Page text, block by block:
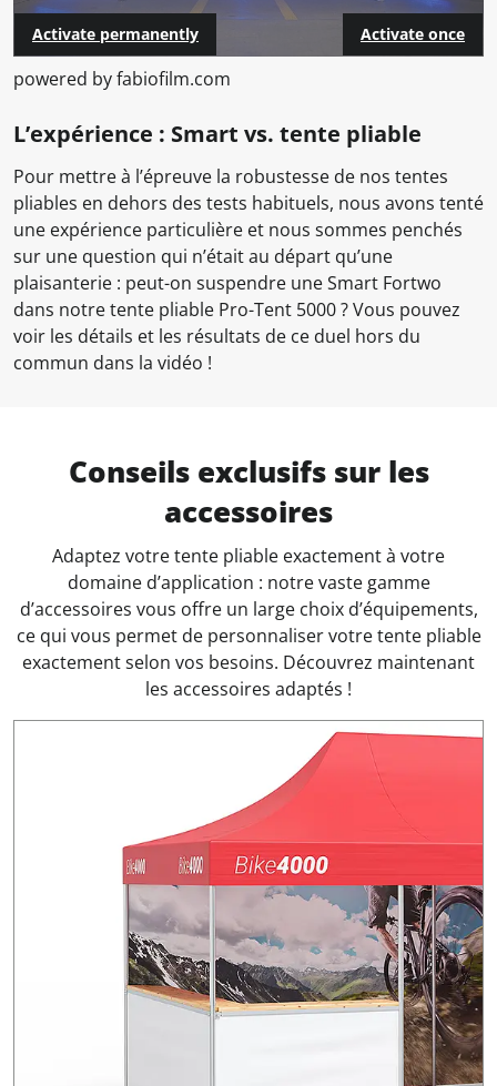
Activate once
Activate permanently
powered by fabiofilm.com
L’expérience : Smart vs. tente pliable
Pour mettre à l’épreuve la robustesse de nos tentes
pliables en dehors des tests habituels, nous avons tenté
une expérience particulière et nous sommes penchés
sur une question qui n’était au départ qu’une
plaisanterie : peut-on suspendre une Smart Fortwo
dans notre tente pliable Pro-Tent 5000 ? Vous pouvez
voir les détails et les résultats de ce duel hors du
commun dans la vidéo !
Conseils exclusifs sur les
accessoires
Adaptez votre tente pliable exactement à votre
domaine d’application : notre vaste gamme
d’accessoires vous offre un large choix d’équipements,
ce qui vous permet de personnaliser votre tente pliable
exactement selon vos besoins. Découvrez maintenant
les accessoires adaptés !